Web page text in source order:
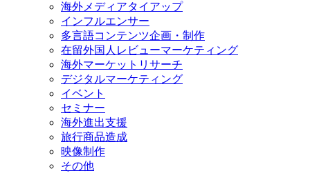
海外メディアタイアップ
インフルエンサー
多言語コンテンツ企画・制作
在留外国⼈レビューマーケティング
海外マーケットリサーチ
デジタルマーケティング
イベント
セミナー
海外進出支援
旅行商品造成
映像制作
その他